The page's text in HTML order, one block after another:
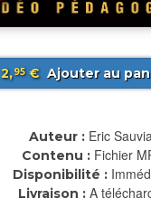
2,95€ Ajouter au
Auteur : Eric
Contenu : Fichier
Disponibilité :
Livraison : A